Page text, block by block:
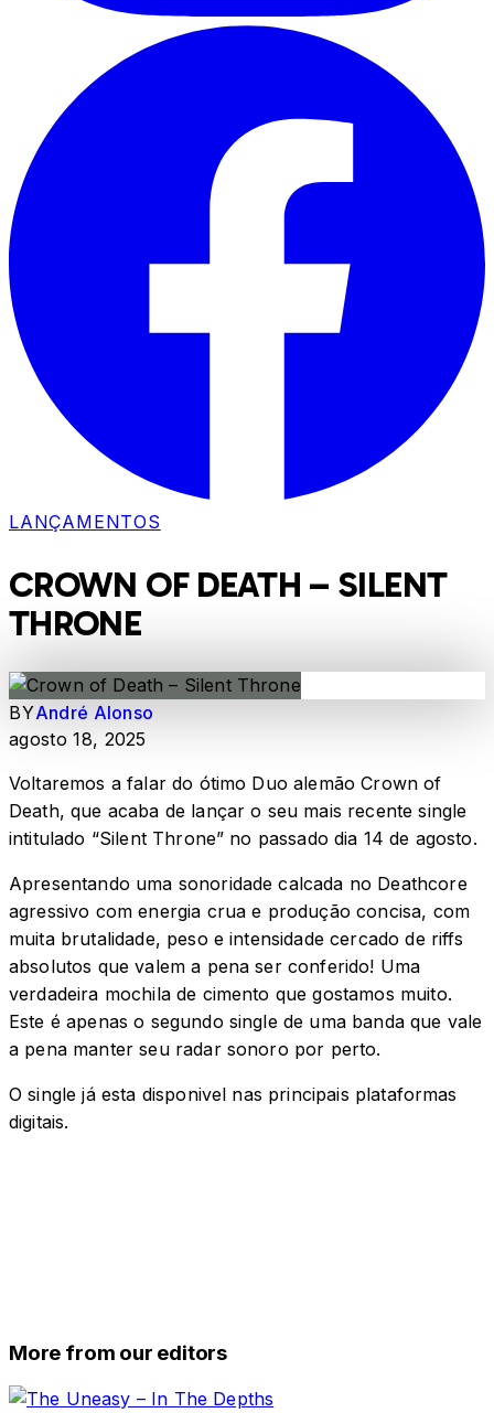
LANÇAMENTOS
CROWN OF DEATH – SILENT
THRONE
BYAndré Alonso
agosto 18, 2025
Voltaremos a falar do ótimo Duo alemão Crown of
Death, que acaba de lançar o seu mais recente single
intitulado “Silent Throne” no passado dia 14 de agosto.
Apresentando uma sonoridade calcada no Deathcore
agressivo com energia crua e produção concisa, com
muita brutalidade, peso e intensidade cercado de riffs
absolutos que valem a pena ser conferido! Uma
verdadeira mochila de cimento que gostamos muito.
Este é apenas o segundo single de uma banda que vale
a pena manter seu radar sonoro por perto.
O single já esta disponivel nas principais plataformas
digitais.
More from our editors